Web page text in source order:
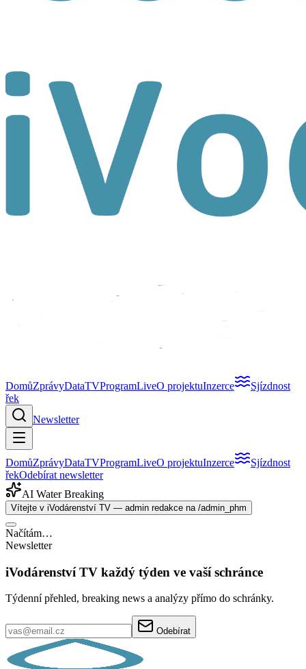
DomůZprávyDataTVProgramLiveO projektuInzerce
Sjízdnost
řek
Newsletter
DomůZprávyDataTVProgramLiveO projektuInzerce
Sjízdnost
řekOdebírat newsletter
AI Water Breaking
Vítejte v iVodárenství TV — admin redakce na /admin_phm
Načítám…
Newsletter
iVodárenství TV každý týden ve vaší schránce
Týdenní přehled, breaking news a analýzy přímo do schránky.
Odebírat